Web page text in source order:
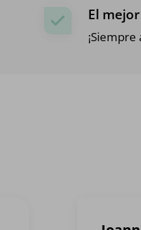
El